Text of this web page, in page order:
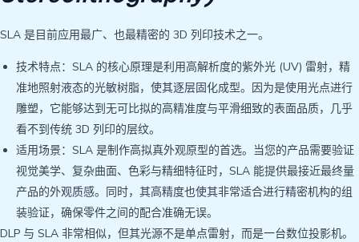
SLA 是目前应用最广、也最精密的 3D 列印技术之一。
技术特点：SLA 的核心原理是利用高解析度的紫外光 (UV) 雷射，精
准地照射液态的光敏树脂，使其逐层固化成型。因为是使用光点进行
雕塑，它能够达到无可比拟的高精准度与平滑细致的表面品质，几乎
看不到传统 3D 列印的层纹。
适用场景：SLA 是制作高拟真外观原型的首选。当您的产品需要验证
视觉美学、复杂曲面、色彩与精细特征时，SLA 能提供最接近最终量
产品的外观质感。同时，其高精度也使其非常适合进行精密机构的组
装验证，确保零件之间的配合准确无误。
DLP 与 SLA 非常相似，但其光源不是单点雷射，而是一台数位投影机。